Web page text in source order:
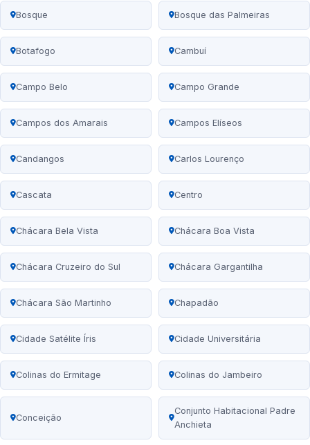
Bosque Bosque das Palmeiras
Botafogo Cambuí
Campo Belo Campo Grande
Campos dos Amarais Campos Elíseos
Candangos Carlos Lourenço
Cascata Centro
Chácara Bela Vista Chácara Boa Vista
Chácara Cruzeiro do Sul Chácara Gargantilha
Chácara São Martinho Chapadão
Cidade Satélite Íris Cidade Universitária
Colinas do Ermitage Colinas do Jambeiro
Conceição
Conjunto Habitacional Padre
Anchieta